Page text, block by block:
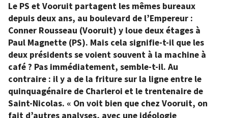
Le PS et Vooruit partagent les mêmes bureaux
depuis deux ans, au boulevard de l’Empereur :
Conner Rousseau (Vooruit) y loue deux étages à
Paul Magnette (PS). Mais cela signifie-t-il que les
deux présidents se voient souvent à la machine à
café ? Pas immédiatement, semble-t-il. Au
contraire : il y a de la friture sur la ligne entre le
quinquagénaire de Charleroi et le trentenaire de
Saint-Nicolas. « On voit bien que chez Vooruit, on
fait d’autres analyses, avec une idéologie